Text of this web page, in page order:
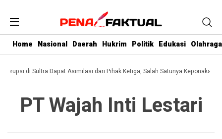
Home Nasional Daerah Hukrim Politik Edukasi Olahraga
Korupsi di Sultra Dapat Asimilasi dari Pihak Ketiga, Salah Satunya Keponakan
PT Wajah Inti Lestari